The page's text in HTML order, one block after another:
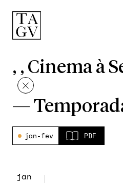
, , Cinema à
—
jan-fev PDF
jan